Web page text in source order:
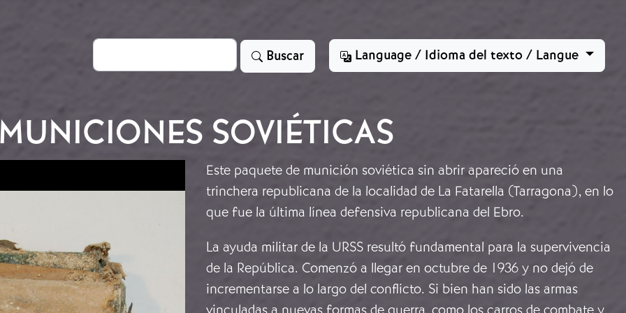
Search Buscar Language / Idioma del texto / Langue
MUNICIONES SOVIÉTICAS
Este paquete de munición soviética sin abrir apareció en una
trinchera republicana de la localidad de La Fatarella (Tarragona), en lo
que fue la última línea defensiva republicana del Ebro.
La ayuda militar de la URSS resultó fundamental para la supervivencia
de la República. Comenzó a llegar en octubre de 1936 y no dejó de
incrementarse a lo largo del conflicto. Si bien han sido las armas